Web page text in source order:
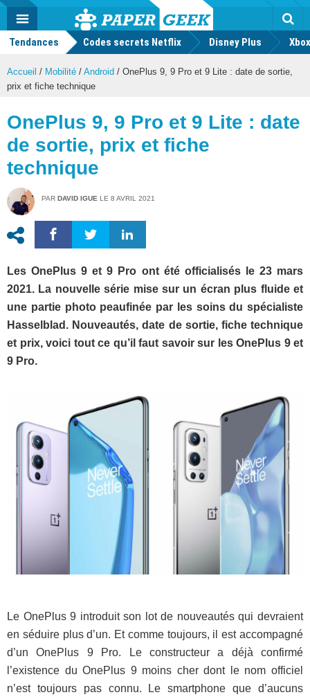
Actu
geek
MENU
Tendances Codes secrets Netflix Disney Plus
Accueil / Mobilité / Android / OnePlus 9, 9 Pro et 9 Lite : date de sortie,
prix et fiche technique
OnePlus 9, 9 Pro et 9 Lite : date
de sortie, prix et fiche
technique
PAR DAVID IGUE LE 8 AVRIL 2021
Les OnePlus 9 et 9 Pro ont été officialisés le 23 mars
2021. La nouvelle série mise sur un écran plus fluide et
une partie photo peaufinée par les soins du spécialiste
Hasselblad. Nouveautés, date de sortie, fiche technique
et prix, voici tout ce qu’il faut savoir sur les OnePlus 9 et
9 Pro.
Le OnePlus 9 introduit son lot de nouveautés qui devraient
en séduire plus d’un. Et comme toujours, il est accompagné
d’un OnePlus 9 Pro. Le constructeur a déjà confirmé
l’existence du OnePlus 9 moins cher dont le nom officiel
n’est toujours pas connu. Le smartphone que d’aucuns
Mode
FacebookTwitter Youtube